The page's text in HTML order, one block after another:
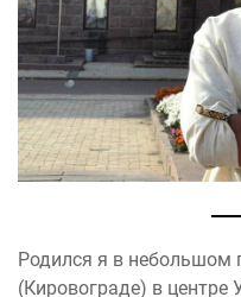
Родился я в небольшом
(Кировограде) в центре